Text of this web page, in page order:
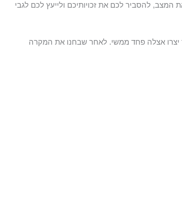
המצב, להסביר לכם את זכויותיכם ולייעץ לכם לגבי
יצרו אצלה פחד ממשי. לאחר שבחנו את המקרה